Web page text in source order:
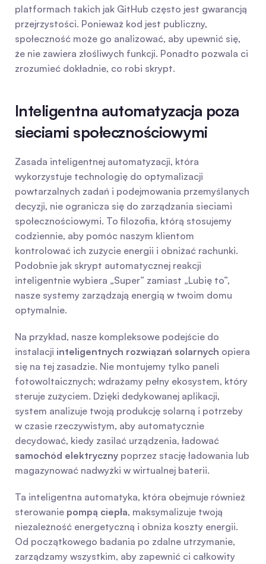
platformach takich jak GitHub często jest gwarancją
przejrzystości. Ponieważ kod jest publiczny,
społeczność może go analizować, aby upewnić się,
że nie zawiera złośliwych funkcji. Ponadto pozwala ci
zrozumieć dokładnie, co robi skrypt.
Inteligentna automatyzacja poza
sieciami społecznościowymi
Zasada inteligentnej automatyzacji, która
wykorzystuje technologię do optymalizacji
powtarzalnych zadań i podejmowania przemyślanych
decyzji, nie ogranicza się do zarządzania sieciami
społecznościowymi. To filozofia, którą stosujemy
codziennie, aby pomóc naszym klientom
kontrolować ich zużycie energii i obniżać rachunki.
Podobnie jak skrypt automatycznej reakcji
inteligentnie wybiera „Super” zamiast „Lubię to”,
nasze systemy zarządzają energią w twoim domu
optymalnie.
Na przykład, nasze kompleksowe podejście do
instalacji inteligentnych rozwiązań solarnych opiera
się na tej zasadzie. Nie montujemy tylko paneli
fotowoltaicznych; wdrażamy pełny ekosystem, który
steruje zużyciem. Dzięki dedykowanej aplikacji,
system analizuje twoją produkcję solarną i potrzeby
w czasie rzeczywistym, aby automatycznie
samochód elektryczny poprzez stację ładowania lub
magazynować nadwyżki w wirtualnej baterii.
Ta inteligentna automatyka, która obejmuje również
sterowanie pompą ciepła, maksymalizuje twoją
niezależność energetyczną i obniża koszty energii.
Od początkowego badania po zdalne utrzymanie,
zarządzamy wszystkim, aby zapewnić ci całkowity